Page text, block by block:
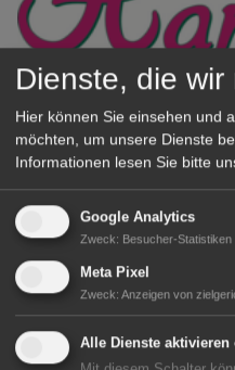
Gärtnerei Hanns
Mitarbeiter (m/w/d) für
Logistikhalle
Herongen
GABOT
1A-Lage, ihre Chance in
grünen Branche
Dienste, die
Hier können Sie einsehen und
möchten, um unsere Dienste
Informationen lesen Sie bitte
Google Analytics
Zweck: Besucher-Statistiken
Meta Pixel
Zweck: Anzeigen von
Alle Dienste aktivieren